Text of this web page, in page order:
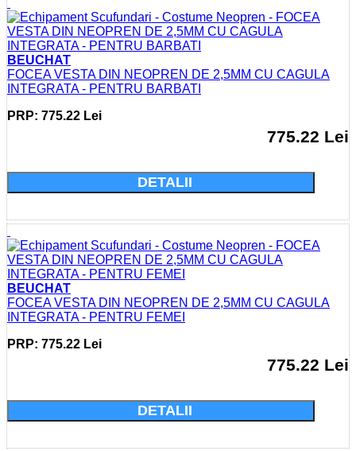
BEUCHAT
FOCEA VESTA DIN NEOPREN DE 2,5MM CU CAGULA
INTEGRATA - PENTRU BARBATI
PRP: 775.22 Lei
775.22 Lei
DETALII
BEUCHAT
FOCEA VESTA DIN NEOPREN DE 2,5MM CU CAGULA
INTEGRATA - PENTRU FEMEI
PRP: 775.22 Lei
775.22 Lei
DETALII